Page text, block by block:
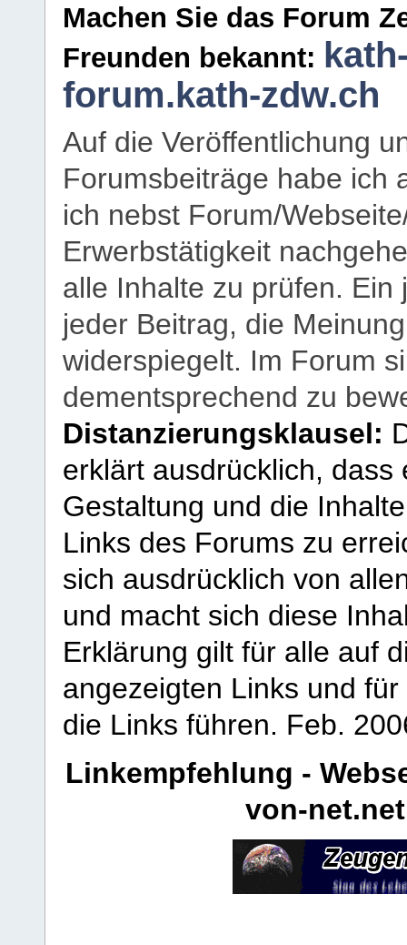
Machen Sie das Forum
Freunden bekannt:
forum.kath-zdw.ch
Auf die Veröffentlichung
Forumsbeiträge habe ich
ich nebst Forum/
Erwerbstätigkeit
alle Inhalte zu prüfen.
jeder Beitrag, die
widerspiegelt. Im Forum
dementsprechend zu
Distanzierungsklausel:
erklärt ausdrücklich,
Gestaltung und die
Links des Forums zu
sich ausdrücklich von
und macht sich diese
Erklärung gilt für alle auf
angezeigten Links und
die Links führen. Feb.
Linkempfehlung -
von-net.net